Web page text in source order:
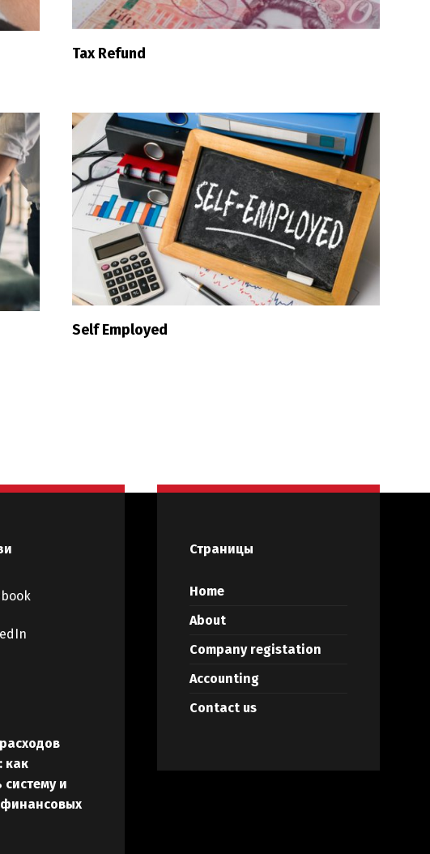
Tax Refund
Self Employed
как
систему и
Страницы
Home
About
Company registation
Accounting
Contact us